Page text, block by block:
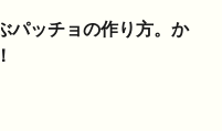
パッチョの作り方。か